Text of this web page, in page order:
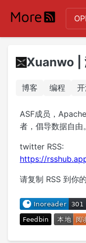
Xuanwo |
博客 编程
ASF成员，
者，倡导数据自由。
twitter RSS:
https://
请复制 RSS 到你